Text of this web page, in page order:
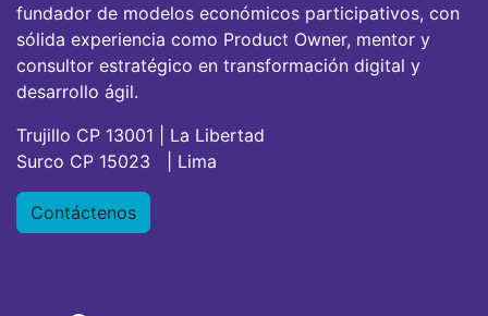
fundador de modelos económicos participativos, con
sólida experiencia como Product Owner, mentor y
consultor estratégico en transformación digital y
desarrollo ágil.
Trujillo CP 13001 | La Libertad
Surco CP 15023 | Lima
Contáctenos